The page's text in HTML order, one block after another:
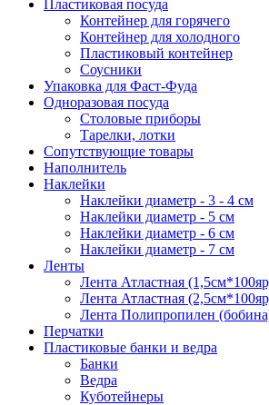
Пластиковая посуда
Контейнер для горячего
Контейнер для холодного
Пластиковый контейнер
Соусники
Упаковка для Фаст-Фуда
Одноразовая посуда
Столовые приборы
Тарелки, лотки
Сопутствующие товары
Наполнитель
Наклейки
Наклейки диаметр - 3 - 4 см
Наклейки диаметр - 5 см
Наклейки диаметр - 6 см
Наклейки диаметр - 7 см
Ленты
Лента Атластная
Лента Атластная
Лента Полипропилен
Перчатки
Пластиковые банки и ведра
Банки
Ведра
Куботейнеры